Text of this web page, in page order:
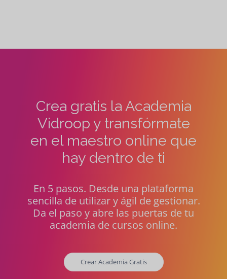
Crea gratis la Academia
Vidroop y transfórmate
en el maestro online que
hay dentro de ti
En 5 pasos. Desde una plataforma
sencilla de utilizar y ágil de gestionar.
Da el paso y abre las puertas de tu
academia de cursos online.
Crear Academia Gratis